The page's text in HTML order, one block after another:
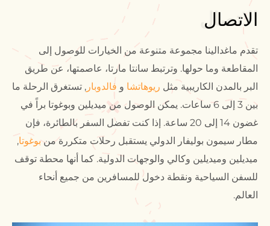
الاتصال
الاتصال
تقدم ماغدالينا مجموعة متنوعة من الخيارات للوصول إلى
المقاطعة وما حولها. وترتبط سانتا مارتا، عاصمتها، عن طريق
البر بالمدن الكاريبية مثل ريوهاتشا و فالدوبار , تستغرق الرحلة ما
بين 3 إلى 6 ساعات. يمكن الوصول من ميديلين وبوغوتا براً في
غضون 14 إلى 20 ساعة. إذا كنت تفضل السفر بالطائرة، فإن
مطار سيمون بوليفار الدولي يستقبل رحلات متكررة من بوغوتا,
ميديلين وميديلين وكالي والوجهات الدولية. كما أنها محطة توقف
للسفن السياحية ونقطة دخول للمسافرين من جميع أنحاء
العالم.